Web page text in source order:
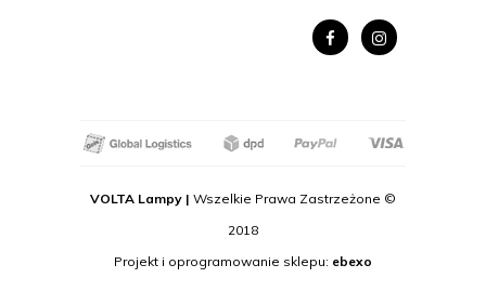
VOLTA Lampy | Wszelkie Prawa Zastrzeżone ©
2018
Projekt i oprogramowanie sklepu: ebexo